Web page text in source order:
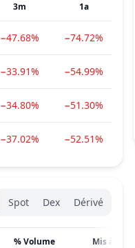
3m 1a
−47.68% −74.72%
−33.91% −54.99%
−34.80% −51.30%
−37.02% −52.51%
type
Spot Dex Dérivé
% Volume Mis à jour